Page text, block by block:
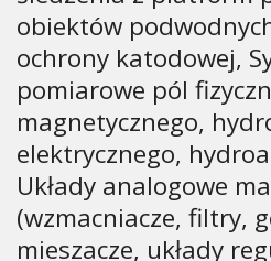
obiektów
ochrony katodowej,
pomiarowe pól
magnetycznego,
elektrycznego,
Układy analogowe
(wzmacniacze, filtry,
mieszacze, układy